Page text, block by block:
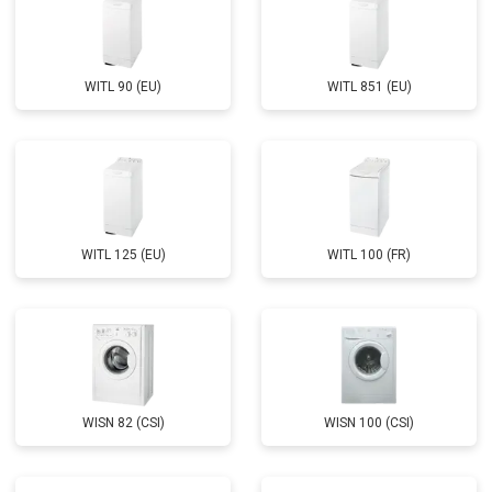
WITL 90 (EU) WITL 851 (EU)
WITL 125 (EU) WITL 100 (FR)
WISN 82 (CSI) WISN 100 (CSI)